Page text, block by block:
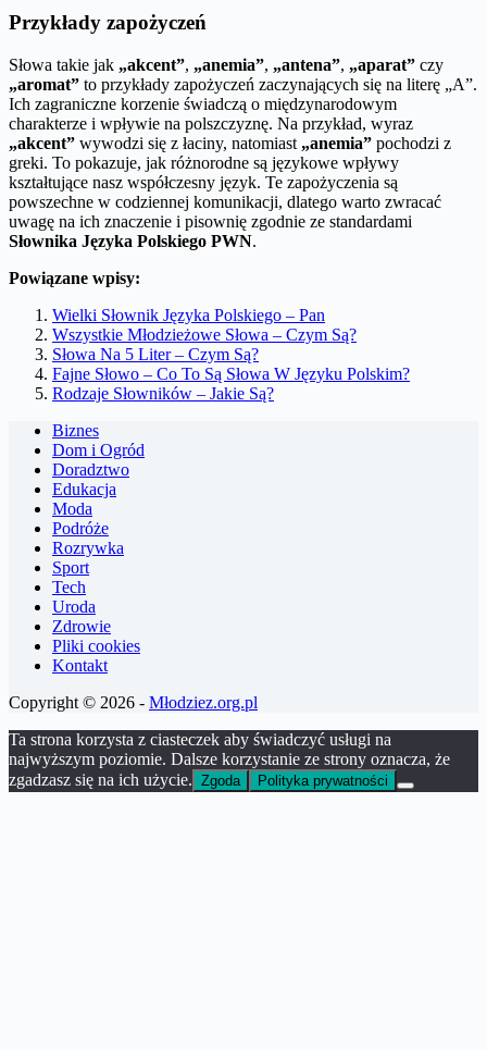
Przykłady zapożyczeń
Słowa takie jak „akcent”, „anemia”, „antena”, „aparat” czy
„aromat” to przykłady zapożyczeń zaczynających się na literę „A”.
Ich zagraniczne korzenie świadczą o międzynarodowym
charakterze i wpływie na polszczyznę. Na przykład, wyraz
„akcent” wywodzi się z łaciny, natomiast „anemia” pochodzi z
greki. To pokazuje, jak różnorodne są językowe wpływy
kształtujące nasz współczesny język. Te zapożyczenia są
powszechne w codziennej komunikacji, dlatego warto zwracać
uwagę na ich znaczenie i pisownię zgodnie ze standardami
Słownika Języka Polskiego PWN.
Powiązane wpisy:
Wielki Słownik Języka Polskiego – Pan
Wszystkie Młodzieżowe Słowa – Czym Są?
Słowa Na 5 Liter – Czym Są?
Fajne Słowo – Co To Są Słowa W Języku Polskim?
Rodzaje Słowników – Jakie Są?
Biznes
Dom i Ogród
Doradztwo
Edukacja
Moda
Podróże
Rozrywka
Sport
Tech
Uroda
Zdrowie
Pliki cookies
Kontakt
Copyright © 2026 - Młodziez.org.pl
Ta strona korzysta z ciasteczek aby świadczyć usługi na
najwyższym poziomie. Dalsze korzystanie ze strony oznacza, że
zgadzasz się na ich użycie. Zgoda Polityka prywatności